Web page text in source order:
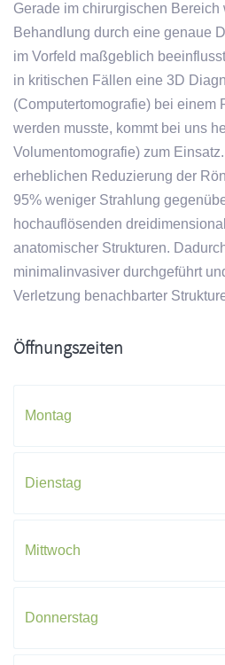
Gerade im chirurgischen
Behandlung durch eine genaue
im Vorfeld maßgeblich
in kritischen Fällen eine 3D
(Computertomografie) bei einem
werden musste, kommt bei uns
Volumentomografie) zum
erheblichen Reduzierung der
95% weniger Strahlung
hochauflösenden
anatomischer Strukturen.
minimalinvasiver durchgeführt
Verletzung benachbarter
Öffnungszeiten
Montag
Dienstag
Mittwoch
Donnerstag